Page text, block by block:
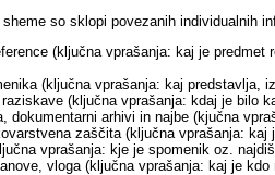
so sklopi povezanih individualnih
(ključna vprašanja: kaj je
(ključna vprašanja: kaj predstavlja,
(ključna vprašanja: kdaj je bilo
dokumentarni arhivi in najbe (kjučna
zaščita (ključna vprašanja:
vprašanja: kje je spomenik oz.
vloga (ključna vprašanja: kaj je kdo